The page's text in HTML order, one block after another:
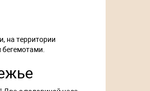
на территории